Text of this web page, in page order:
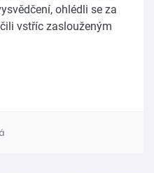
ohlédli se za
vstříc zaslouženým